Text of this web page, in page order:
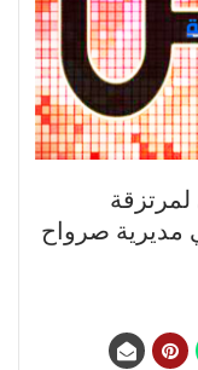
مديرية صرواح